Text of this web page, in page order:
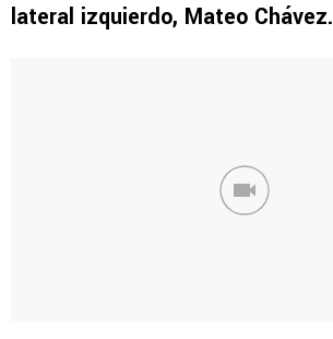
lateral izquierdo, Mateo Chávez.